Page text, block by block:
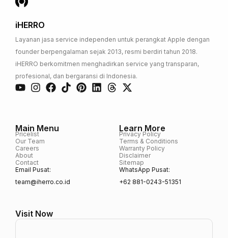
iHERRO
Layanan jasa service independen untuk perangkat Apple dengan
founder berpengalaman sejak 2013, resmi berdiri tahun 2018.
iHERRO berkomitmen menghadirkan service yang transparan,
profesional, dan bergaransi di Indonesia.
Main Menu
Pricelist
Our Team
Careers
About
Contact
Email Pusat:
team@iherro.co.id
Learn More
Privacy Policy
Terms & Conditions
Warranty Policy
Disclaimer
Sitemap
WhatsApp Pusat:
+62 881-0243-51351
Visit Now